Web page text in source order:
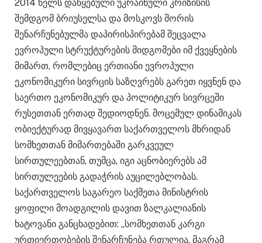
2014 წელს დაწყებული უკრაინული კრიზისის
შემდგომ ბრიუსელსა და მოსკოვს შორის
შენარჩუნებულმა დაპირისპირებამ შეცვალა
ევროპული სტრუქტურების მიდგომები იმ ქვეყნების
მიმართ, რომლებიც ერთიანი ევროპული
ეკონომიკური სივრცის საზღვრებს გარეთ იყვნენ და
საერთო ეკონომიკურ და პოლიტიკურ სივრცეში
რუსეთთან ერთად შედიოდნენ. მოცემულ დინამიკას
ობიექტურად მივყავართ საქართველოს მხრიდან
სომხეთთან მიმართებაში გარკვეულ
სირთულეებთან, თუმცა, იგი აცნობიერებს ამ
სირთულეების გადაჭრის აუცილებლობას.
საქართველოს საგარეო საქმეთა მინისტრის
ყოფილი მოადგილის დავით ზალკალიანის
ხატოვანი განცხადებით: „სომხეთთან კარგი
ურთიერთობების შენარჩუნება რთულია, მაგრამ